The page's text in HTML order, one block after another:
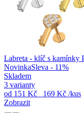
Labreta - klíč s kamínky
NovinkaSleva - 11%
Skladem
3 varianty
od 151 Kč 169 Kč /kus
Zobrazit